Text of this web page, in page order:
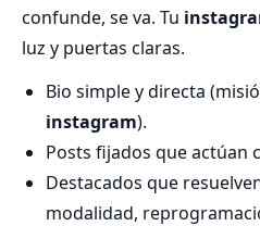
confunde, se va. Tu
luz y puertas claras.
Bio simple y directa
instagram).
Posts fijados que actúan
Destacados que
modalidad,